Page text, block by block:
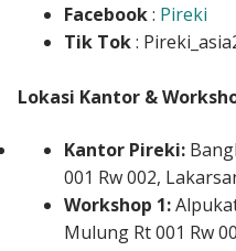
Facebook: Pireki
Tik Tok:
Lokasi Kantor &
Kantor Pireki:
001 Rw 002,
Workshop 1:
Mulung Rt 001 Rw